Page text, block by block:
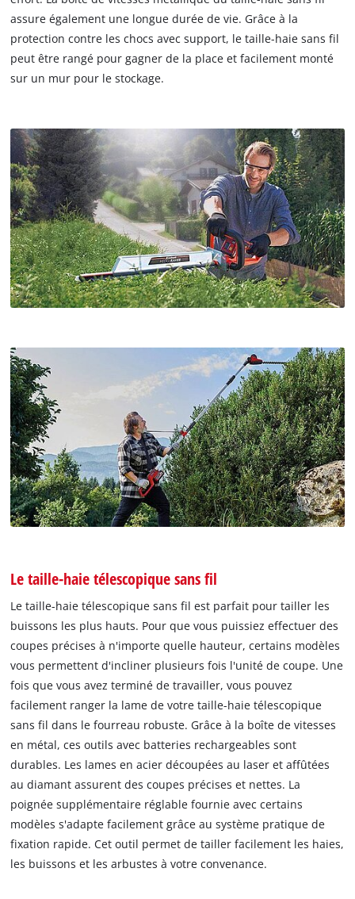
assure également une longue durée de vie. Grâce à la
protection contre les chocs avec support, le taille-haie sans fil
peut être rangé pour gagner de la place et facilement monté
sur un mur pour le stockage.
Le taille-haie télescopique sans fil
Le taille-haie télescopique sans fil est parfait pour tailler les
buissons les plus hauts. Pour que vous puissiez effectuer des
coupes précises à n'importe quelle hauteur, certains modèles
vous permettent d'incliner plusieurs fois l'unité de coupe. Une
fois que vous avez terminé de travailler, vous pouvez
facilement ranger la lame de votre taille-haie télescopique
sans fil dans le fourreau robuste. Grâce à la boîte de vitesses
en métal, ces outils avec batteries rechargeables sont
durables. Les lames en acier découpées au laser et affûtées
au diamant assurent des coupes précises et nettes. La
poignée supplémentaire réglable fournie avec certains
modèles s'adapte facilement grâce au système pratique de
fixation rapide. Cet outil permet de tailler facilement les haies,
les buissons et les arbustes à votre convenance.